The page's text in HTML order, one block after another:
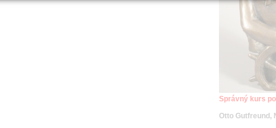
Správný kurs
Otto Gutfreund,